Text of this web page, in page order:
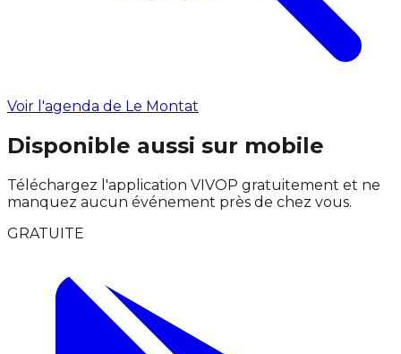
Voir l'agenda de Le Montat
Disponible aussi sur mobile
Téléchargez l'application VIVOP gratuitement et ne
manquez aucun événement près de chez vous.
GRATUITE